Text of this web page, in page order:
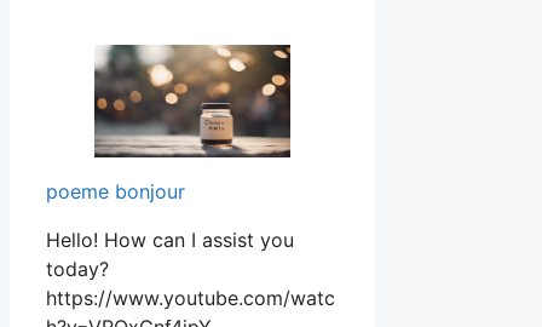
poeme bonjour
Hello! How can I assist you
today?
https://www.youtube.com/watc